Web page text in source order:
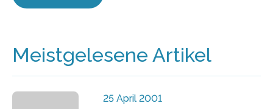
Meistgelesene Artikel
25 April 2001